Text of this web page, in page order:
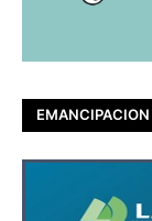
EMANCIPACION